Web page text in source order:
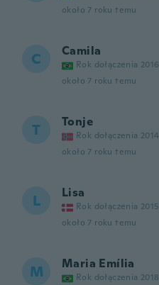
około 7 roku temu
C Camila
Rok dołączenia 2016
około 7 roku temu
T Tonje
Rok dołączenia 2014
około 7 roku temu
L Lisa
Rok dołączenia 2015
około 7 roku temu
M Maria Emília
Rok dołączenia 2018